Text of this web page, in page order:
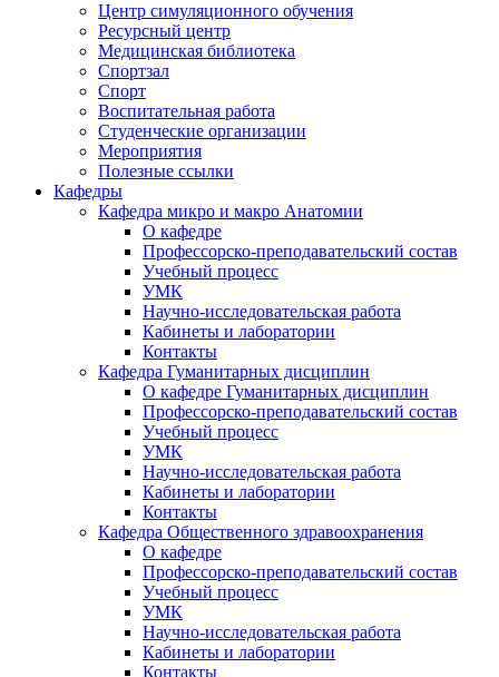
Центр симуляционного обучения
Ресурсный центр
Медицинская библиотека
Спортзал
Спорт
Воспитательная работа
Студенческие организации
Мероприятия
Полезные ссылки
Кафедры
Кафедра микро и макро Анатомии
О кафедре
Профессорско-преподавательский состав
Учебный процесс
УМК
Научно-исследовательская работа
Кабинеты и лаборатории
Контакты
Кафедра Гуманитарных дисциплин
О кафедре Гуманитарных дисциплин
Профессорско-преподавательский состав
Учебный процесс
УМК
Научно-исследовательская работа
Кабинеты и лаборатории
Контакты
Кафедра Общественного здравоохранения
О кафедре
Профессорско-преподавательский состав
Учебный процесс
УМК
Научно-исследовательская работа
Кабинеты и лаборатории
Контакты